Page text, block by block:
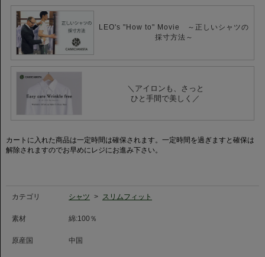
【マイクロツイル】
細かい斜めの畦（うね）があるマイクロツイル（細かい綾織）の生地にイー
ジーケア加工を施した綿100%シャツです。
若干の織り感は柔らかで嫌味がなく、様々なシーンで活躍してくれる一枚。
良質なコットンならではの風合いは残しつつ、取扱いがラクな製品に仕上げ
ました。
【セミワイドカラー】
カミチャニスタの定番であるセミワイドカラーがモデルを新たにして登場し
ました。
台衿や衿先を数ミリ短くすることで、現代のコンパクトなジャケットスタイ
LEO's "How to" Movie ～正しいシャツの
採寸方法～
＼アイロンも、さっと
ひと手間で美しく／
カートに入れた商品は一定時間は確保されます。一定時間を過ぎますと確保は
解除されますのでお早めにレジにお進み下さい。
カテゴリ シャツ > スリムフィット
素材 綿:100％
原産国 中国